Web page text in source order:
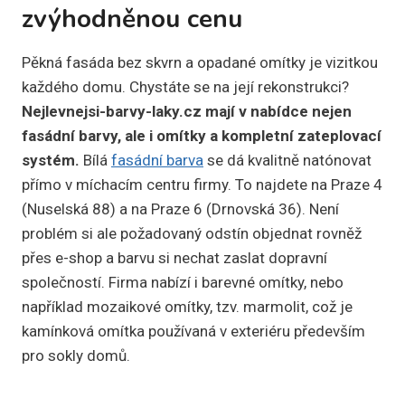
zvýhodněnou cenu
Pěkná fasáda bez skvrn a opadané omítky je vizitkou
každého domu. Chystáte se na její rekonstrukci?
Nejlevnejsi-barvy-laky.cz mají v nabídce nejen
fasádní barvy, ale i omítky a kompletní zateplovací
systém. Bílá fasádní barva se dá kvalitně natónovat
přímo v míchacím centru firmy. To najdete na Praze 4
(Nuselská 88) a na Praze 6 (Drnovská 36). Není
problém si ale požadovaný odstín objednat rovněž
přes e-shop a barvu si nechat zaslat dopravní
společností. Firma nabízí i barevné omítky, nebo
například mozaikové omítky, tzv. marmolit, což je
kamínková omítka používaná v exteriéru především
pro sokly domů.